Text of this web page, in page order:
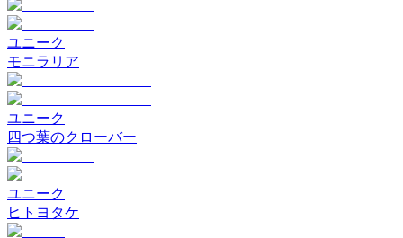
ユニーク
モニラリア
ユニーク
四つ葉のクローバー
ユニーク
ヒトヨタケ